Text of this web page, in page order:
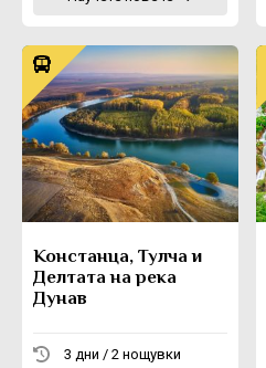
Констанца, Тулча и
Делтата на река
Дунав
3 дни / 2 нощувки